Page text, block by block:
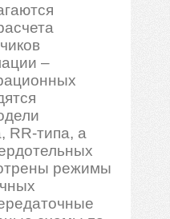
–
RR-типа, а
режимы